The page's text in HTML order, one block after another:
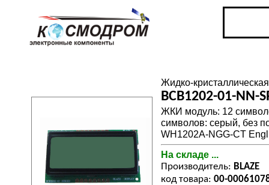
Жидко-
BCB1202-01-NN-
ЖКИ модуль: 12
символов: серый, без
WH1202A-NGG-CT
На складе ...
Производитель: BLAZE
код товара: 00-